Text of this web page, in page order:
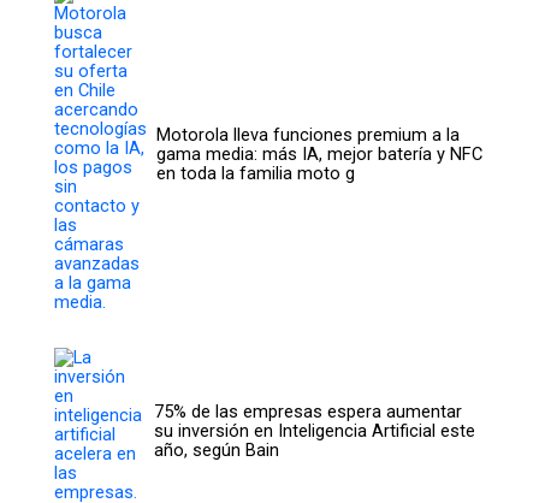
Motorola lleva funciones premium a la
gama media: más IA, mejor batería y NFC
en toda la familia moto g
75% de las empresas espera aumentar
su inversión en Inteligencia Artificial este
año, según Bain